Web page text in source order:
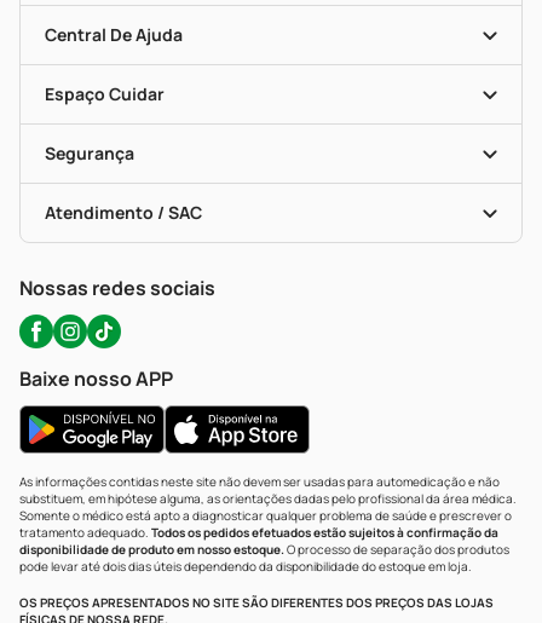
Mapa De Categorias
Blog Da PP
Seja Uma Loja Parceira
Clube PP
Convênios
Programa Popular Do Brasil
Encarte De Ofertas
Dermaclub
Descontos De Laboratório (PBM)
Cupons E Ofertas
Central De Ajuda
Entrega
Recompra Programada
Compras Com Receita
Alomed (tele-Entrega)
Formas De Pagamento
Troca E Devolução
Bulas De A A Z
Políticas De Marketplace
Espaço Cuidar
Vacinas
Serviços Farmacêuticos
Testes Rápidos
Autoteste Covid-19
Segurança
Certificado De Segurança
Portal Da Privacidade
Atendimento / SAC
WhatsApp (47) 9202-1687
Nossas redes sociais
Baixe nosso APP
As informações contidas neste site não devem ser usadas para automedicação e não
substituem, em hipótese alguma, as orientações dadas pelo profissional da área médica.
Somente o médico está apto a diagnosticar qualquer problema de saúde e prescrever o
tratamento adequado. Todos os pedidos efetuados estão sujeitos à confirmação da
disponibilidade de produto em nosso estoque.O processo de separação dos produtos
pode levar até dois dias úteis dependendo da disponibilidade do estoque em loja.
OS PREÇOS APRESENTADOS NO SITE SÃO DIFERENTES DOS PREÇOS DAS LOJAS
FÍSICAS DE NOSSA REDE.